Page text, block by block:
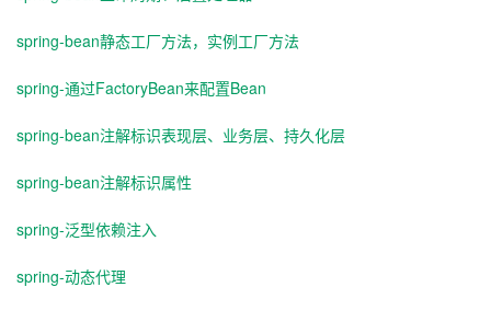
spring-bean静态工厂方法，实例工厂方法
spring-通过FactoryBean来配置Bean
spring-bean注解标识表现层、业务层、持久化层
spring-bean注解标识属性
spring-泛型依赖注入
spring-动态代理